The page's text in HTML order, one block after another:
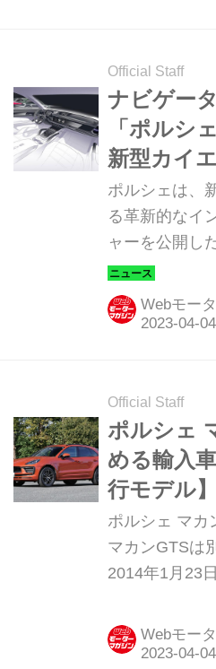
Official Staff
ナビゲー
「ポルシ
新型カイ
ーフェイ
ポルシェは、
る革新的なイ
ャーを公開し
を見直した「
だけでなくナ
ライビング体
Webモー
Official Staff
ポルシェ
める輸入
行モデル】
ポルシェ マ
マカンGTSは
2014年1月23
Webモー